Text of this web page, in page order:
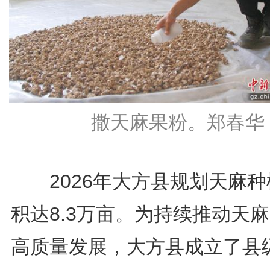
撒天麻果粉。郑春华
2026年大方县规划天麻种
积达8.3万亩。为持续推动天
高质量发展，大方县成立了县